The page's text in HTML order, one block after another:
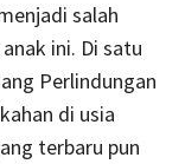
salah
ini. Di satu
Perlindungan
di usia
terbaru pun